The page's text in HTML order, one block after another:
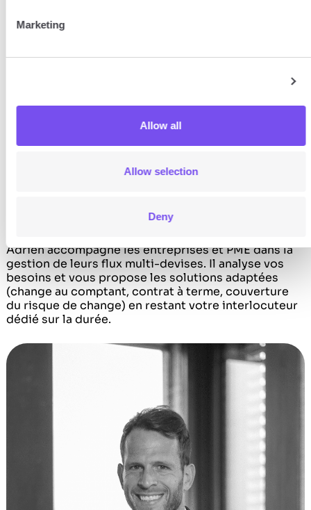
Marketing
Allow all
Allow selection
Deny
Adrien accompagne les entreprises et PME dans la
gestion de leurs flux multi-devises. Il analyse vos
besoins et vous propose les solutions adaptées
(change au comptant, contrat à terme, couverture
du risque de change) en restant votre interlocuteur
dédié sur la durée.